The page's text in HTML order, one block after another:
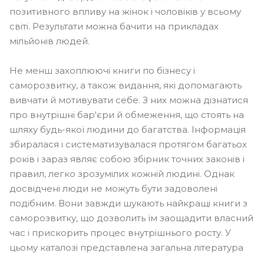
позитивного впливу на жінок і чоловіків у всьому
світі. Результати можна бачити на прикладах
мільйонів людей.
Не менш захоплюючі книги по бізнесу і
саморозвитку, а також видання, які допомагають
вивчати й мотивувати себе. З них можна дізнатися
про внутрішні бар'єри й обмеження, що стоять на
шляху будь-якої людини до багатства. Інформація
збиралася і систематизувалася протягом багатьох
років і зараз являє собою збірник точних законів і
правил, легко зрозумілих кожній людині. Однак
досвідчені люди не можуть бути задоволені
подібним. Вони завжди шукають найкращі книги з
саморозвитку, що дозволить їм заощадити власний
час і прискорить процес внутрішнього росту. У
цьому каталозі представлена ​​загальна література